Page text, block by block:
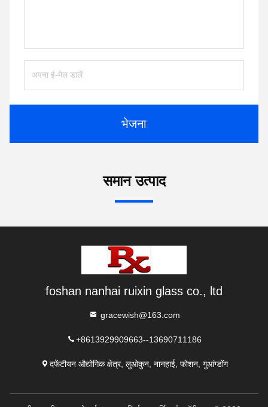
भेजना
समान उत्पाद
foshan nanhai ruixin glass co., ltd
gracewish@163.com
+8613929909663--13690711186
दफेंटीयन औद्योगिक क्षेत्र, लुओकुन, नानहाई, फोशन, गुआंग्डोंग